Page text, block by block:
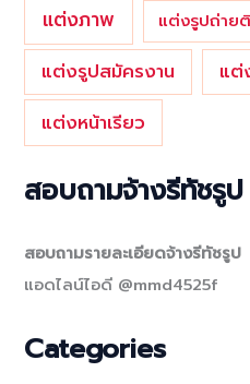
แต่งภาพ แต่งรูปถ่าย
แต่งรูปสมัครงาน
แต่
แต่งหน้าเรียว
สอบถามจ้างรีทัชรู
สอบถามรายละเอียดจ้างรีทัชรูป
แอดไลน์ไอดี @mmd4525f
Categories